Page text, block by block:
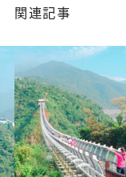
関連記事